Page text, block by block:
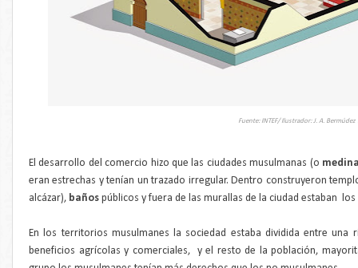
Fuente: INTEF/ Ilustrador: J. A. Bermúdez
El desarrollo del comercio hizo que las ciudades musulmanas (o
eran estrechas y tenían un trazado irregular. Dentro construyeron
alcázar), baños públicos y fuera de las murallas de la ciudad estaban los
En los territorios musulmanes la sociedad estaba dividida entre una
beneficios agrícolas y comerciales, y el resto de la población,